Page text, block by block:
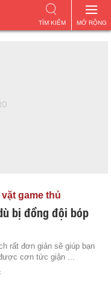
MỞ RỘNG
TÌM KIẾM
vặt game thủ
bị đồng đội bóp
rất đơn giản sẽ giúp bạn
cơn tức giận ...